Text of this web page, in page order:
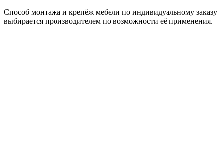
Способ монтажа и крепёж мебели по индивидуальному заказу
выбирается производителем по возможности её применения.